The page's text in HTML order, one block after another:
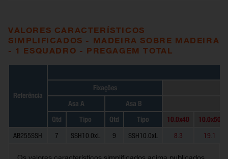
VALORES CARACTERÍSTICOS
SIMPLIFICADOS - MADEIRA SOBRE MADEIRA
- 1 ESQUADRO - PREGAGEM TOTAL
Referência
Fixações
Asa A
Asa B
Qtd
Tipo Qtd Tipo 10.0x40 10.0x50
AB255SSH 7 SSH10.0xL 9 SSH10.0xL 8.3 19.1
Os valores característicos simplificados acima publicados